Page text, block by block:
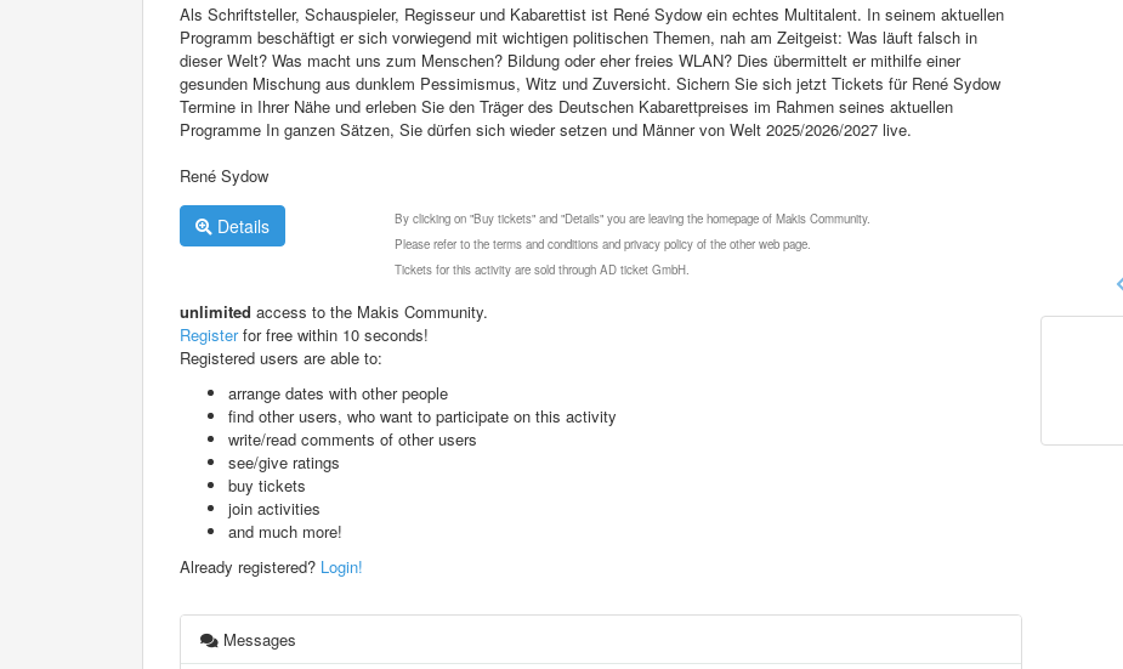
Als Schriftsteller, Schauspieler, Regisseur und Kabarettist ist René Sydow ein echtes Multitalent. In seinem aktuellen
Programm beschäftigt er sich vorwiegend mit wichtigen politischen Themen, nah am Zeitgeist: Was läuft falsch in
dieser Welt? Was macht uns zum Menschen? Bildung oder eher freies WLAN? Dies übermittelt er mithilfe einer
gesunden Mischung aus dunklem Pessimismus, Witz und Zuversicht. Sichern Sie sich jetzt Tickets für René Sydow
Termine in Ihrer Nähe und erleben Sie den Träger des Deutschen Kabarettpreises im Rahmen seines aktuellen
Programme In ganzen Sätzen, Sie dürfen sich wieder setzen und Männer von Welt 2025/2026/2027 live.
René Sydow
Details
By clicking on "Buy tickets" and "Details" you are leaving the homepage of Makis Community.
Please refer to the terms and conditions and privacy policy of the other web page.
Tickets for this activity are sold through AD ticket GmbH.
unlimited access to the Makis Community.
Registerfor free within 10 seconds!
Registered users are able to:
arrange dates with other people
find other users, who want to participate on this activity
write/read comments of other users
see/give ratings
buy tickets
join activities
and much more!
Already registered? Login!
Messages